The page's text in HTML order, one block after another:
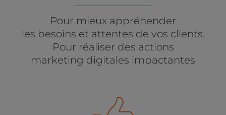
Pour mieux appréhender
les besoins et attentes de vos clients.
Pour réaliser des actions
marketing digitales impactantes